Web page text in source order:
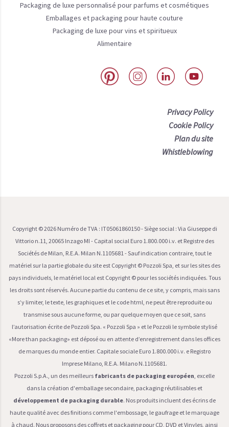
Packaging de luxe personnalisé pour parfums et cosmétiques
Emballages et packaging pour haute couture
Packaging de luxe pour vins et spiritueux
Alimentaire
Privacy Policy
Cookie Policy
Plan du site
Whistleblowing
Copyright ©2026 Numéro de TVA : IT05061860150 - Siège social : Via Giuseppe di
Vittorio n.11, 20065 Inzago MI - Capital social Euro 1.800.000 i.v. et Registre des
Sociétés de Milan, R.E.A. Milan N.1105681 - Sauf indication contraire, tout le
matériel sur la partie globale du site est Copyright © Pozzoli Spa, et sur les sites des
pays individuels, le matériel local est Copyright © pour les sociétés indiquées. Tous
les droits sont réservés. Aucune partie du contenu de ce site, y compris, mais sans
s’y limiter, le texte, les graphiques et le code html, ne peut être reproduite ou
transmise sous aucune forme, ou par quelque moyen que ce soit, sans
l’autorisation écrite de Pozzoli Spa. « Pozzoli Spa » et le Pozzoli le symbole stylisé
«More than packaging» est déposé ou en attente d’enregistrement dans les offices
de marques du monde entier. Capitale sociale Euro 1.800.000 i.v. e Registro
Imprese Milano, R.E.A. Milano N.1105681.
Pozzoli S.p.A., un des meilleurs fabricants de packaging européen, excelle
dans la création d'emballage secondaire, packaging réutilisables et
développement de packaging durable. Nos produits incluent des écrins de
haute qualité avec des finitions comme l'embossage, le gaufrage et le marquage
à chaud. Nous proposons des coffrets et packaging pour CD, DVD et Vinyles, ainsi